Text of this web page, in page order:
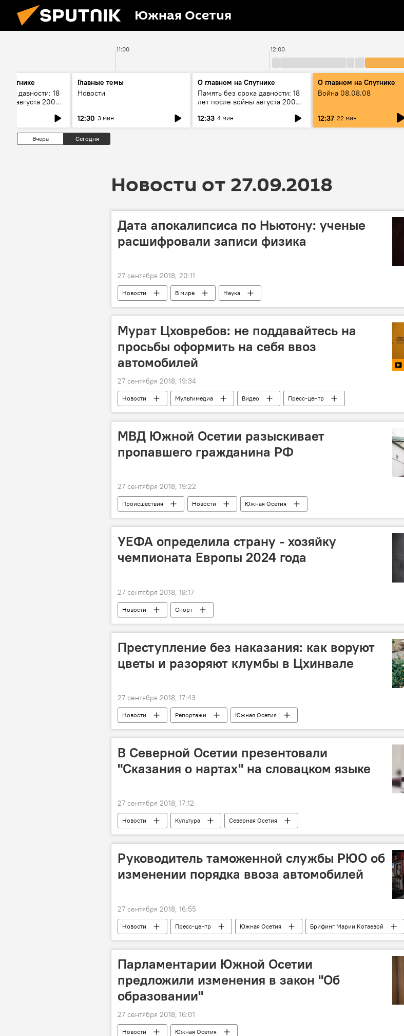
Южная Осетия
11:00 12:00
Спутнике
давности: 18
августа 2008
Главные темы
Новости
12:30 3 мин
О главном на Спутнике
Память без срока давности: 18
лет после войны августа 2008
12:33 4 мин
О главном на Спутнике
Война 08.08.08
12:37 22 мин
Вчера Сегодня
Новости от 27.09.2018
Дата апокалипсиса по Ньютону: ученые
расшифровали записи физика
27 сентября 2018, 20:11
Новости В мире Наука
Мурат Цховребов: не поддавайтесь на
просьбы оформить на себя ввоз
автомобилей
27 сентября 2018, 19:34
Новости Мультимедиа Видео Пресс-центр
МВД Южной Осетии разыскивает
пропавшего гражданина РФ
27 сентября 2018, 19:22
Происшествия Новости Южная Осетия
УЕФА определила страну - хозяйку
чемпионата Европы 2024 года
27 сентября 2018, 18:17
Новости Спорт
Преступление без наказания: как воруют
цветы и разоряют клумбы в Цхинвале
27 сентября 2018, 17:43
Новости Репортажи Южная Осетия
В Северной Осетии презентовали
"Сказания о нартах" на словацком языке
27 сентября 2018, 17:12
Новости Культура Северная Осетия
Руководитель таможенной службы РЮО об
изменении порядка ввоза автомобилей
27 сентября 2018, 16:55
Новости Пресс-центр Южная Осетия Брифинг Марии Котаевой
Парламентарии Южной Осетии
предложили изменения в закон "Об
образовании"
27 сентября 2018, 16:01
Новости Южная Осетия